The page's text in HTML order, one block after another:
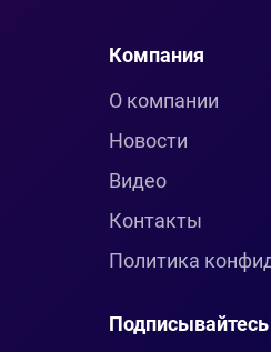
Компания
О компании
Новости
Видео
Контакты
Политика
Подписывайтесь